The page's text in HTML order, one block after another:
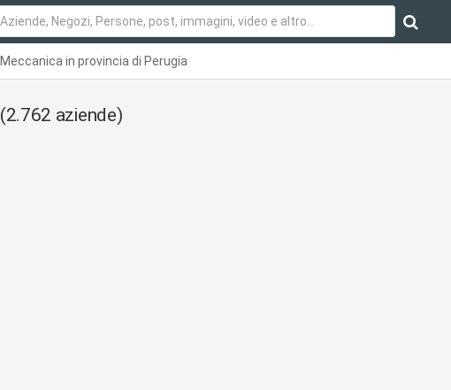
Meccanica in provincia di Perugia
(2.762 aziende)